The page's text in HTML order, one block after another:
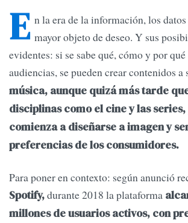
E n la era de la información, los
mayor objeto de deseo. Y sus
evidentes: si se sabe qué, cómo y por
audiencias, se pueden crear contenidos a
música, aunque quizá más tarde
disciplinas como el cine y las
comienza a diseñarse a imagen y
preferencias de los consumidores.
Para poner en contexto: según anunció
Spotify,durante 2018 la plataforma
millones de usuarios activos, con